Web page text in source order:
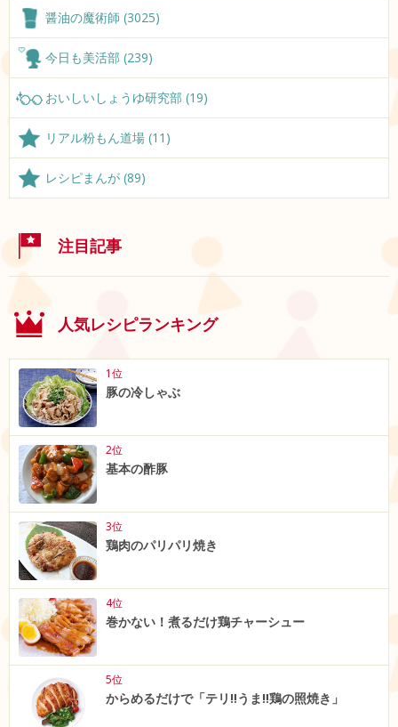
醤油の魔術師 (3025)
今日も美活部 (239)
おいしいしょうゆ研究部 (19)
リアル粉もん道場 (11)
レシピまんが (89)
注目記事
人気レシピランキング
1位
豚の冷しゃぶ
2位
基本の酢豚
3位
鶏肉のパリパリ焼き
4位
巻かない！煮るだけ鶏チャーシュー
5位
からめるだけで「テリ‼うま‼鶏の照焼き」